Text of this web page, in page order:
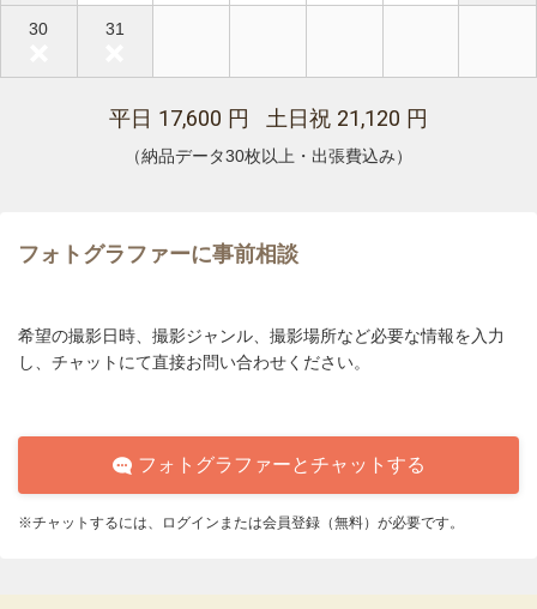
30 31
平日 17,600 円 土日祝 21,120 円
（納品データ30枚以上・出張費込み）
フォトグラファーに事前相談
希望の撮影日時、撮影ジャンル、撮影場所など必要な情報を入力
し、チャットにて直接お問い合わせください。
フォトグラファーとチャットする
※チャットするには、ログインまたは会員登録（無料）が必要です。